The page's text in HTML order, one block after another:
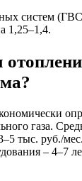
систем
1,25–1,4.
газа.
тыс. руб./
– 4–7